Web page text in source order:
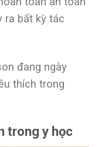
ra bất kỳ tác
đang ngày
thích trong
trong y học